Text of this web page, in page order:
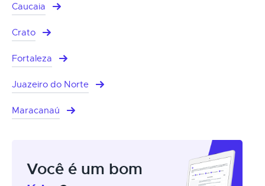
Caucaia
Crato
Fortaleza
Juazeiro do Norte
Maracanaú
Você é um bom